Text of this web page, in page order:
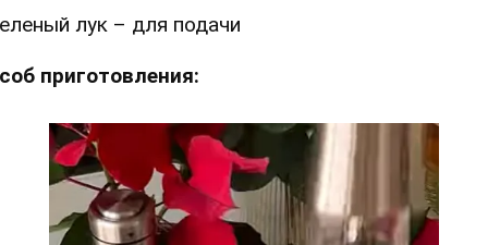
лук – для подачи
приготовления: